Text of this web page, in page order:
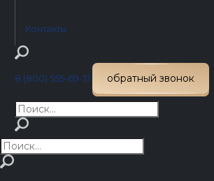
Контакты
8 (800) 555-69-31 обратный звонок
проблемы с вентиляцией,
Здесь нужно доказать причину и
застройщика, иначе вам скажут:
эксплуатировали».
дефект из-за вашего ремонта,
установки кондиционера, замены